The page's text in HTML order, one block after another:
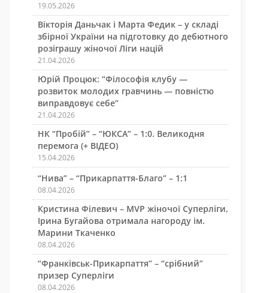
19.05.2026
Вікторія Даньчак і Марта Федик – у складі
збірної України на підготовку до дебютного
розіграшу жіночої Ліги націй
21.04.2026
Юрій Процюк: “Філософія клубу —
розвиток молодих гравчинь — повністю
виправдовує себе”
21.04.2026
НК “Пробій” – “ЮКСА” – 1:0. Великодня
перемога (+ ВІДЕО)
15.04.2026
“Нива” – “Прикарпаття-Благо” – 1:1
08.04.2026
Кристина Філевич – MVP жіночої Суперліги,
Ірина Бугайова отримала нагороду ім.
Марини Ткаченко
08.04.2026
“Франківськ-Прикарпаття” – “срібний”
призер Суперліги
08.04.2026